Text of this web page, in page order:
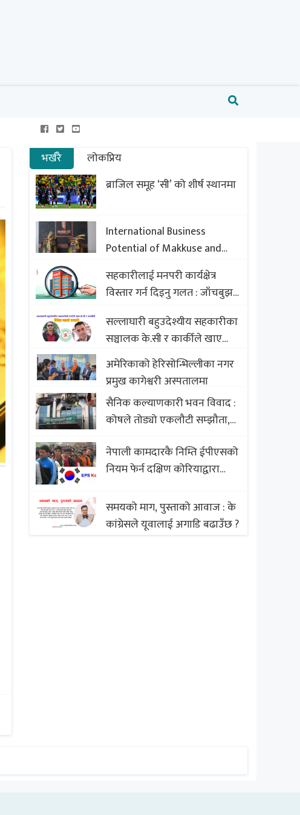
भर्खरै
लोकप्रिय
ब्राजिल समूह ‘सी’ को शीर्ष स्थानमा
International Business
Potential of Makkuse and
Export Opportunities of
Nepali Sweets with Global
Comparison to Baklava
सहकारीलाई मनपरी कार्यक्षेत्र
विस्तार गर्न दिइनु गलत : जाँचबुझ
सल्लाघारी बहुउदेश्यीय सहकारीका
सञ्चालक के.सी र कार्कीले खाए
सदस्यको करोडौं बचत
अमेरिकाको हेरिसोन्भिल्लीका नगर
प्रमुख कागेश्वरी अस्पतालमा
सैनिक कल्याणकारी भवन विवाद :
कोषले तोड्यो एकलौटी सम्झौता,
बिखलबन्दमा (भिडियो)
नेपाली कामदारकै निम्ति ईपीएसको
नियम फेर्न दक्षिण कोरियाद्वारा
समयको माग, पुस्ताको आवाज : के
कांग्रेसले यूवालाई अगाडि बढाउँछ ?